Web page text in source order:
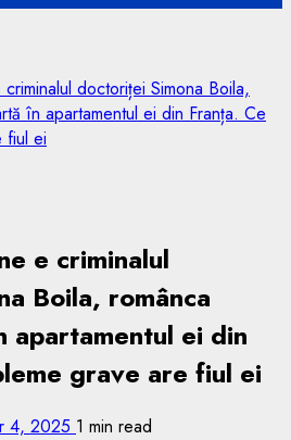
doctoriței Simona Boila,
în apartamentul ei din Franța. Ce
fiul ei
e criminalul
Boila, românca
apartamentul ei din
grave are fiul ei
4, 2025 1 min read